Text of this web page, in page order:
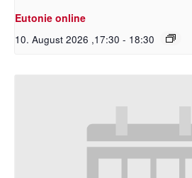
Eutonie online
10. August 2026 ,17:30 - 18:30